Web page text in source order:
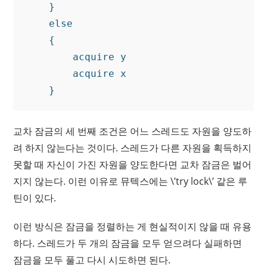
    }
    else
    {
        acquire y
        acquire x
교차 잠금의 세 번째 조건은 어느 스레드도 자원을 양도하
려 하지 않는다는 것이다. 스레드가 다른 자원을 획득하지
못할 때 자신이 가진 자원을 양도한다면 교차 잠금은 벌어
지지 않는다. 이런 이유로 뮤텍스에는 \’try lock\’ 같은 루
틴이 있다.
이런 방식은 잠금을 정렬하는 게 현실적이지 않을 때 유용
하다. 스레드가 두 개의 잠금을 모두 얻으려다 실패하면
잠금을 모두 풀고 다시 시도하면 된다.